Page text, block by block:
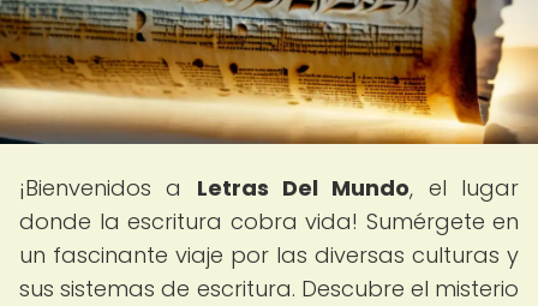
¡Bienvenidos a Letras Del Mundo, el lugar
donde la escritura cobra vida! Sumérgete en
un fascinante viaje por las diversas culturas y
sus sistemas de escritura. Descubre el misterio